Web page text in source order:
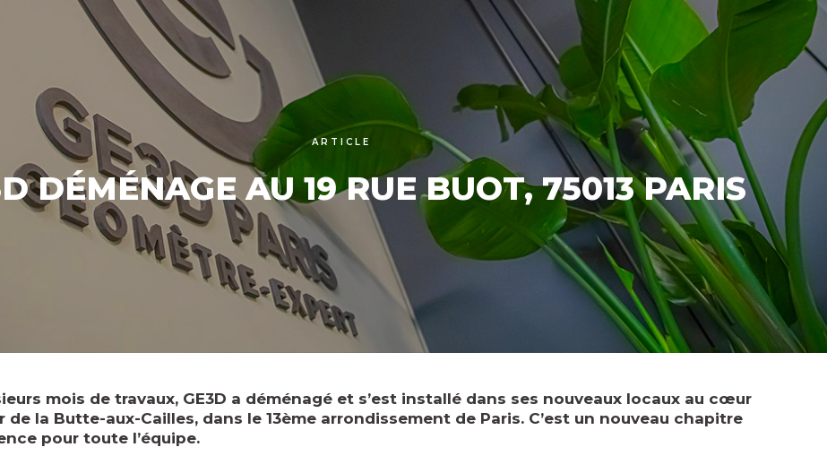
ARTICLE
DÉMÉNAGE AU 19 RUE BUOT, 75013 PARIS
mois de travaux, GE3D a déménagé et s’est installé dans ses nouveaux locaux au cœur
de la Butte-aux-Cailles, dans le 13ème arrondissement de Paris. C’est un nouveau chapitre
pour toute l’équipe.